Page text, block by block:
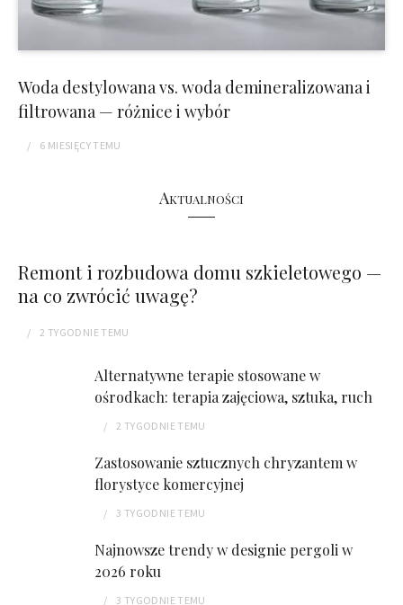
Woda destylowana vs. woda demineralizowana i
filtrowana — różnice i wybór
6 MIESIĘCYTEMU
Aktualności
Remont i rozbudowa domu szkieletowego —
na co zwrócić uwagę?
2 TYGODNIE TEMU
Alternatywne terapie stosowane w
ośrodkach: terapia zajęciowa, sztuka, ruch
2 TYGODNIE TEMU
Zastosowanie sztucznych chryzantem w
florystyce komercyjnej
3 TYGODNIE TEMU
Najnowsze trendy w designie pergoli w
2026 roku
3 TYGODNIE TEMU